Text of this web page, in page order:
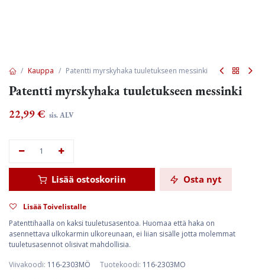
Kauppa Patentti myrskyhaka tuuletukseen messinki
Patentti myrskyhaka tuuletukseen messinki
22,99€ sis. ALV
Lisää ostoskoriin Osta nyt
Lisää Toivelistalle
Patenttihaalla on kaksi tuuletusasentoa. Huomaa että haka on
asennettava ulkokarmin ulkoreunaan, ei liian sisälle jotta molemmat
tuuletusasennot olisivat mahdollisia.
Viivakoodi: 116-2303MÖ Tuotekoodi: 116-2303MO